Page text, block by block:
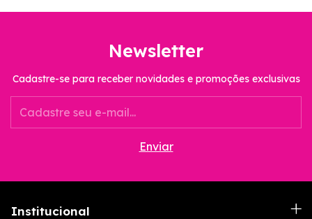
Newsletter
Cadastre-se para receber novidades e promoções exclusivas
Institucional